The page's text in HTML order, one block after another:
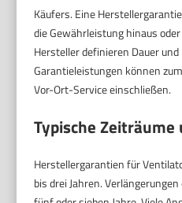
Käufers. Eine
die Gewährleistung hinaus
Hersteller definieren Dauer
Garantieleistungen können
Vor-Ort-Service einschließen.
Typische
Herstellergarantien für
bis drei Jahren.